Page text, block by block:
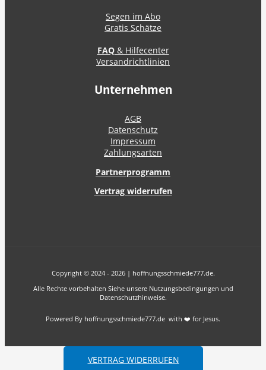
Segen im Abo
Gratis Schätze
FAQ& Hilfecenter
Versandrichtlinien
Unternehmen
AGB
Datenschutz
Impressum
Zahlungsarten
Partnerprogramm
Vertrag widerrufen
Copyright © 2024 - 2026 | hoffnungsschmiede777.de.
Alle Rechte vorbehalten Siehe unsere Nutzungsbedingungen und
Datenschutzhinweise.
Powered By hoffnungsschmiede777.de with ❤️ for Jesus.
VERTRAG WIDERRUFEN